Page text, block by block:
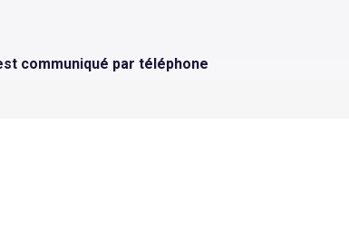
communiqué par téléphone